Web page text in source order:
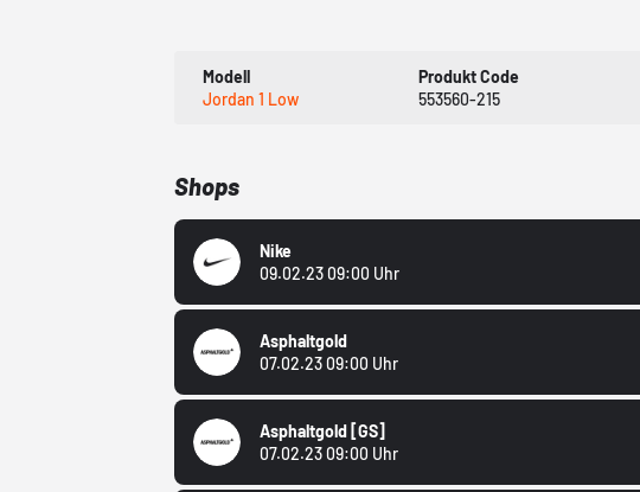
Modell
Jordan 1 Low
Produkt Code
553560-215
Shops
Nike
09.02.23 09:00 Uhr
Asphaltgold
07.02.23 09:00 Uhr
Asphaltgold [GS]
07.02.23 09:00 Uhr